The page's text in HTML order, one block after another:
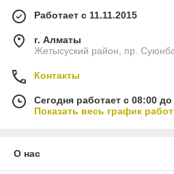
Работает с 11.11.2015
г. Алматы
Жетысуский район, пр.
Контакты
Сегодня работает с 08:00
Показать весь график
О нас